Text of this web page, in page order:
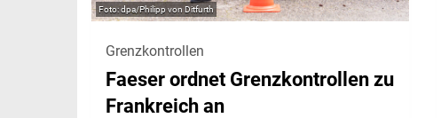
dpa/Philipp von Ditfurth
Grenzkontrollen
Faeser ordnet Grenzkontrollen zu
Frankreich an